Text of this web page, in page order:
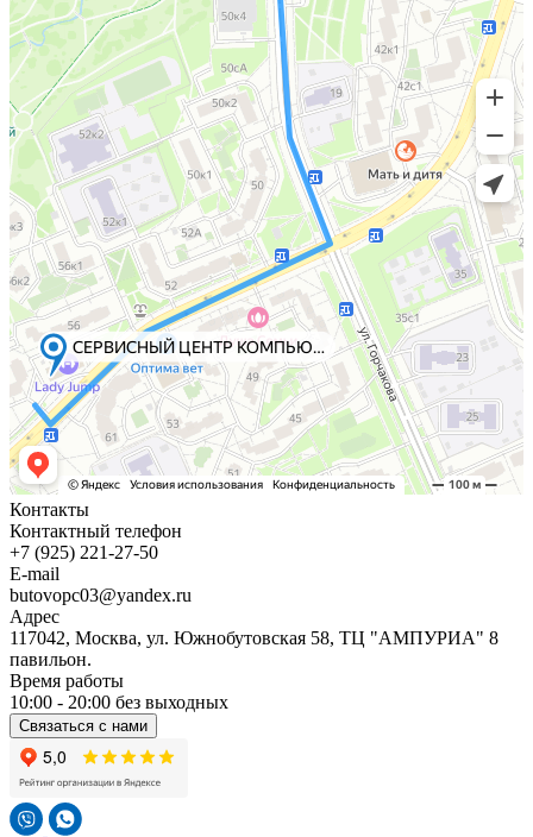
Контакты
Контактный телефон
+7 (925) 221-27-50
E-mail
butovopc03@yandex.ru
Адрес
117042, Москва, ул. Южнобутовская 58, ТЦ "АМПУРИА" 8
павильон.
Время работы
10:00 - 20:00 без выходных
Связаться с нами